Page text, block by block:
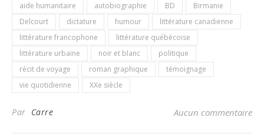
aide humanitaire autobiographie BD
Birmanie
Delcourt
dictature humour
littérature canadienne
littérature francophone
littérature québécoise
littérature urbaine
noir et blanc
politique
récit de voyage
roman graphique
témoignage
vie quotidienne
XXe siècle
Par Carre Aucun commentaire